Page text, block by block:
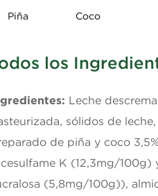
Piña Coco
los
Leche
sólidos de leche,
de piña y coco
K (12,3mg/100g)
(5,8mg/100g)),